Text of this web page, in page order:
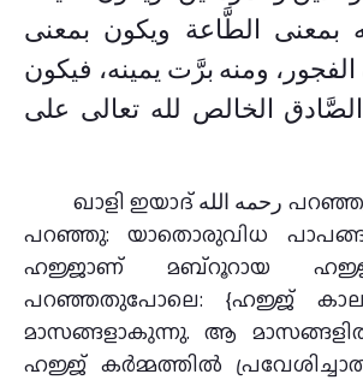
الطَّاعة ويكون بمعنى
ومنه برَّت يمينه، فيكون
الخالص لله تعالى على
ഖാളി ഇയാദ് رحمه الله പറഞ്ഞു:”ശംർ رحمه الله
പറഞ്ഞു: യാതൊരുവിധ
ഹജ്ജാണ് മബ്റൂറായ
പറഞ്ഞതുപോലെ: {ഹജ്ജ് കാലം
മാസങ്ങളാകുന്നു. ആ
ഹജ്ജ് കര്‍മ്മത്തില്‍ പ്രവേശിച്ചാല്‍